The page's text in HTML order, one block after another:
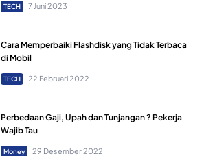
TECH 7 Juni 2023
Cara Memperbaiki Flashdisk yang Tidak Terbaca
di Mobil
TECH 22 Februari 2022
Perbedaan Gaji, Upah dan Tunjangan ? Pekerja
Wajib Tau
Money 29 Desember 2022